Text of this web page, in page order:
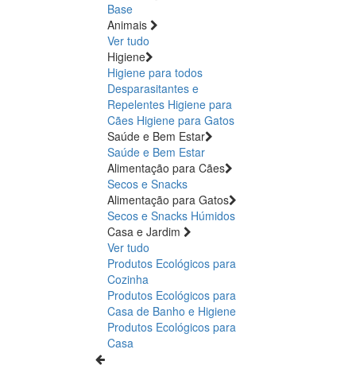
Base
Animais
Ver tudo
Higiene
Higiene para todos
Desparasitantes e
Repelentes Higiene para
Cães Higiene para Gatos
Saúde e Bem Estar
Saúde e Bem Estar
Alimentação para Cães
Secos e Snacks
Alimentação para Gatos
Secos e Snacks Húmidos
Casa e Jardim
Ver tudo
Produtos Ecológicos para
Cozinha
Produtos Ecológicos para
Casa de Banho e Higiene
Produtos Ecológicos para
Casa